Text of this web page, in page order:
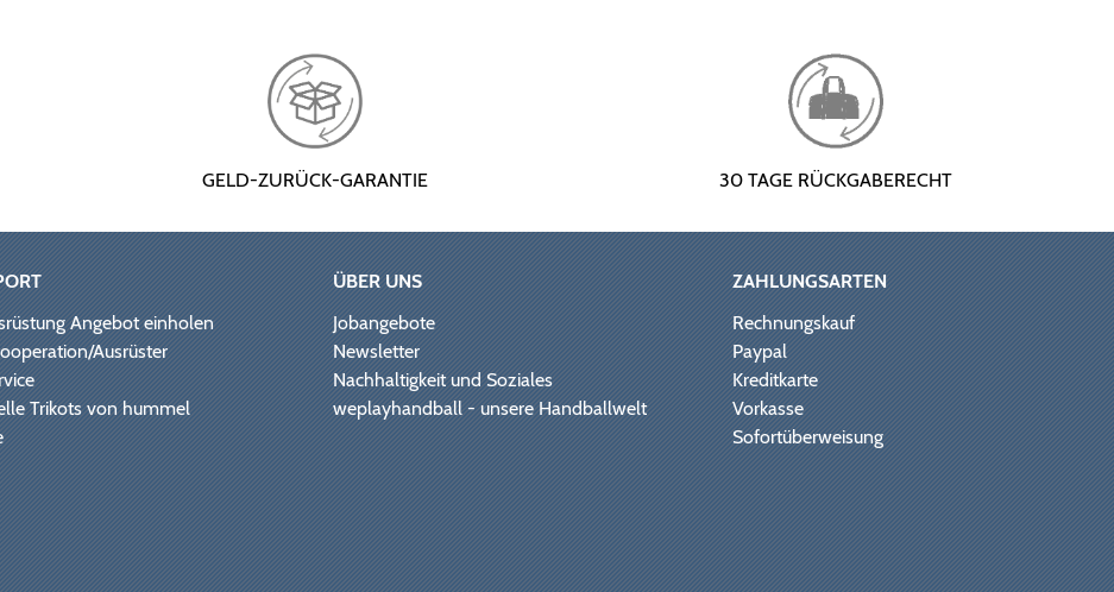
GELD-ZURÜCK-GARANTIE 30 TAGE RÜCKGABERECHT
Angebot einholen
Ausrüster
Trikots von hummel
ÜBER UNS
Jobangebote
Newsletter
Nachhaltigkeit und Soziales
weplayhandball - unsere Handballwelt
ZAHLUNGSARTEN
Rechnungskauf
Paypal
Kreditkarte
Vorkasse
Sofortüberweisung